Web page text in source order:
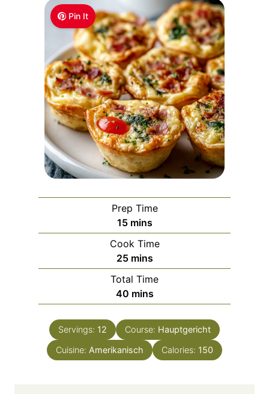
Pin It
Prep Time
15m
i
n
u
t
e
s
mins
Cook Time
25m
i
n
u
e
s
mins
Total Time
40m
i
n
u
t
mins
Servings: 12 Course: Hauptgericht
Cuisine: Amerikanisch Calories: 150